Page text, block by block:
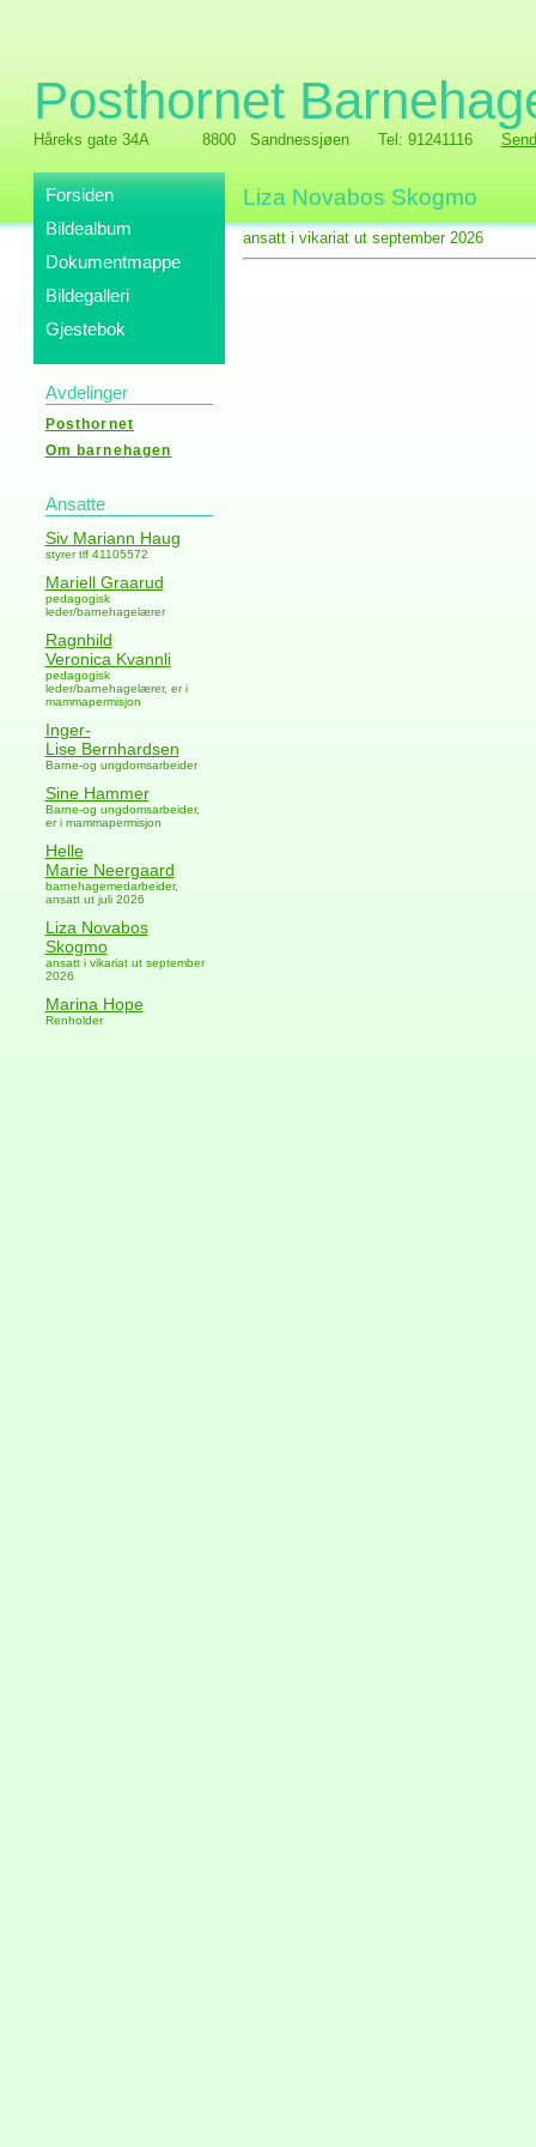
Posthornet
Håreks gate 34A 8800 Sandnessjøen Tel: 91241116
Forsiden
Bildealbum
Dokumentmappe
Bildegalleri
Gjestebok
Avdelinger
Posthornet
Om barnehagen
Ansatte
Siv Mariann Haug
styrer tlf 41105572
Mariell Graarud
pedagogisk
leder/barnehagelærer
Ragnhild
Veronica Kvannli
pedagogisk
leder/barnehagelærer, er i
mammapermisjon
Inger-
Lise Bernhardsen
Barne-og ungdomsarbeider
Sine Hammer
Barne-og ungdomsarbeider,
er i mammapermisjon
Helle
Marie Neergaard
barnehagemedarbeider,
ansatt ut juli 2026
Liza Novabos
Skogmo
ansatt i vikariat ut september
2026
Marina Hope
Renholder
Liza Novabos Skogmo
ansatt i vikariat ut september 2026